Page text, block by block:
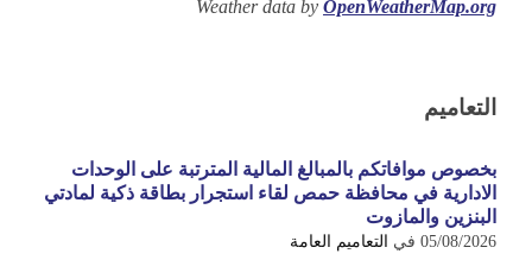
Weather data by OpenWeatherMap.org
التعاميم
بخصوص موافاتكم بالمبالغ المالية المترتبة على الوحدات
الادارية في محافظة حمص لقاء استجرار بطاقة ذكية لمادتي
البنزين والمازوت
05/08/2026 في التعاميم العامة